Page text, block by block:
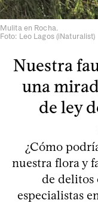
Mulita en Rocha.
Foto: Leo Lagos (iNaturalist)
Nuestra
una
de ley
¿Cómo
nuestra flora y
de delitos
especialistas